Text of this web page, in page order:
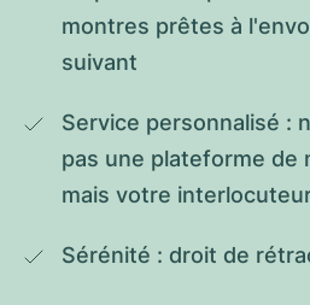
montres prêtes à
suivant
Service personnalisé :
pas une plateforme de
mais votre
Sérénité : droit de